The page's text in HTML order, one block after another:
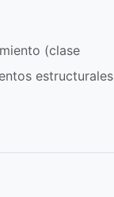
(clase
estructurales